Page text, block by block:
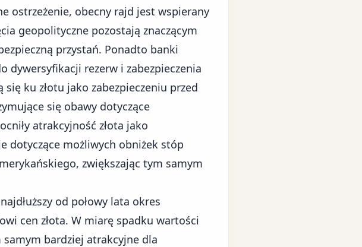
ostrzeżenie, obecny rajd jest wspierany
geopolityczne pozostają znaczącym
przystań. Ponadto banki
dywersyfikacji rezerw i zabezpieczenia
ku złotu jako zabezpieczeniu przed
się obawy dotyczące
atrakcyjność złota jako
dotyczące możliwych obniżek stóp
zwiększając tym samym
od połowy lata okres
cen złota. W miarę spadku wartości
bardziej atrakcyjne dla